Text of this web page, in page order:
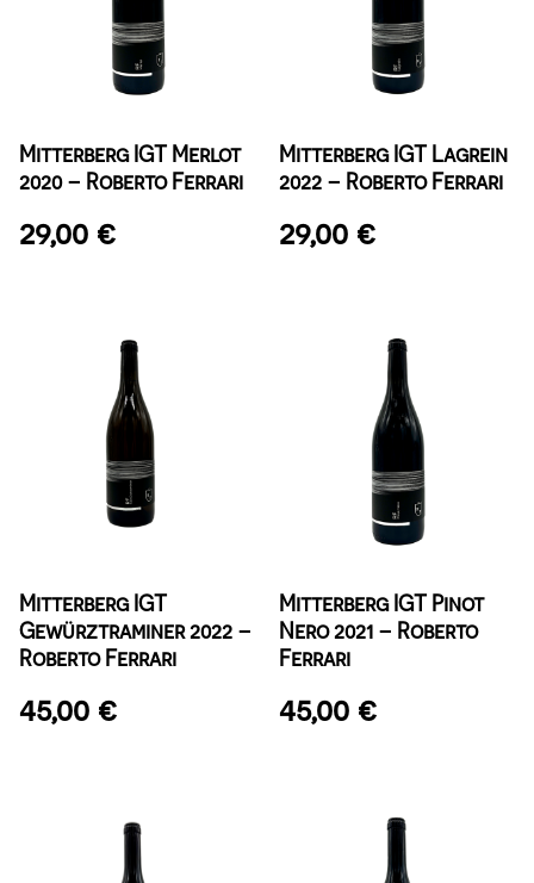
Mitterberg IGT Merlot
2020 – Roberto Ferrari
29,00 €
Mitterberg IGT Lagrein
2022 – Roberto Ferrari
29,00 €
Mitterberg IGT
Gewürztraminer 2022 –
Roberto Ferrari
45,00 €
Mitterberg IGT Pinot
Nero 2021 – Roberto
Ferrari
45,00 €